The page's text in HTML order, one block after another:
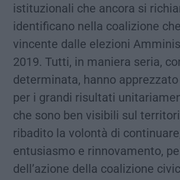
istituzionali che ancora si
identificano nella coalizione
vincente dalle elezioni
2019. Tutti, in maniera seria,
determinata, hanno
per i grandi risultati
che sono ben visibili sul
ribadito la volontà di
entusiasmo e rinnovamento,
dell’azione della coalizione